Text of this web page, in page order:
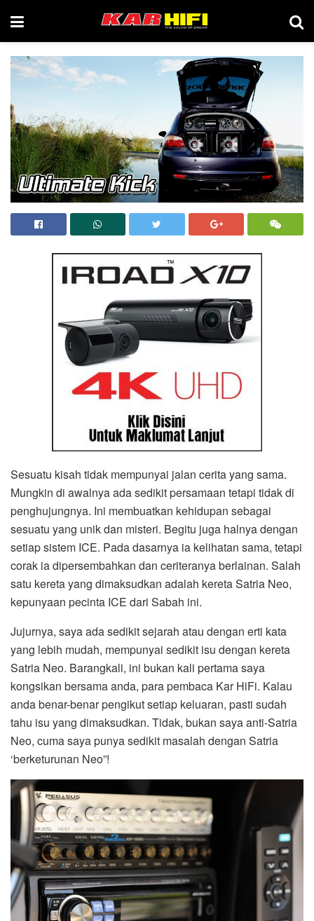
Sesuatu kisah tidak mempunyai jalan cerita yang sama.
Mungkin di awalnya ada sedikit persamaan tetapi tidak di
penghujungnya. Ini membuatkan kehidupan sebagai
sesuatu yang unik dan misteri. Begitu juga halnya dengan
setiap sistem ICE. Pada dasarnya ia kelihatan sama, tetapi
corak ia dipersembahkan dan ceriteranya berlainan. Salah
satu kereta yang dimaksudkan adalah kereta Satria Neo,
kepunyaan pecinta ICE dari Sabah ini.
Jujurnya, saya ada sedikit sejarah atau dengan erti kata
yang lebih mudah, mempunyai sedikit isu dengan kereta
Satria Neo. Barangkali, ini bukan kali pertama saya
kongsikan bersama anda, para pembaca Kar HiFi. Kalau
anda benar-benar pengikut setiap keluaran, pasti sudah
tahu isu yang dimaksudkan. Tidak, bukan saya anti-Satria
Neo, cuma saya punya sedikit masalah dengan Satria
‘berketurunan Neo”!